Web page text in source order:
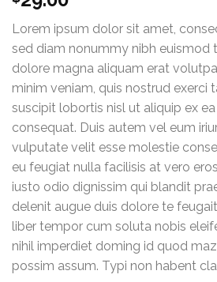
Lorem ipsum dolor sit amet,
sed diam nonummy nibh euismod
dolore magna aliquam erat
minim veniam, quis nostrud exerci
suscipit lobortis nisl ut aliquip ex
consequat. Duis autem vel eum
vulputate velit esse molestie
eu feugiat nulla facilisis at vero
iusto odio dignissim qui blandit
delenit augue duis dolore te
liber tempor cum soluta nobis
nihil imperdiet doming id quod
possim assum. Typi non habent